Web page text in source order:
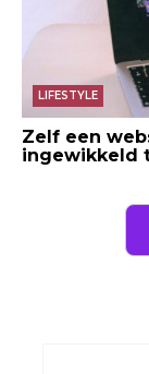
LIFESTYLE
Zelf een
ingewikkeld